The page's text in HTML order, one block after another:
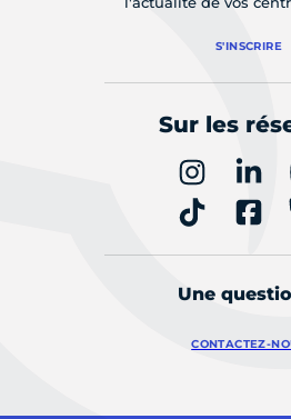
S'INSCRIRE
Sur les
Une
CONTACTEZ-